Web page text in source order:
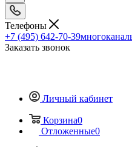
Телефоны
+7 (495) 642-70-39
Заказать звонок
Личный кабинет
Корзина0
Отложенные0